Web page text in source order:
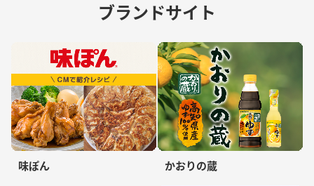
ブランドサイト
味ぽん かおりの蔵